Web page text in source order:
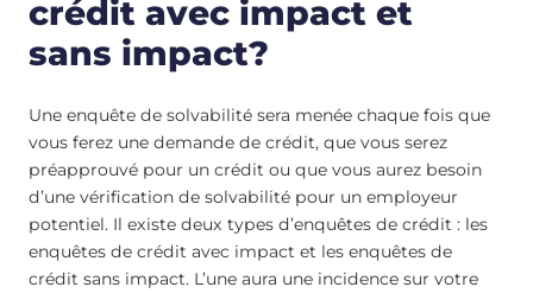
crédit avec impact et
sans impact?
Une enquête de solvabilité sera menée chaque fois que
vous ferez une demande de crédit, que vous serez
préapprouvé pour un crédit ou que vous aurez besoin
d’une vérification de solvabilité pour un employeur
potentiel. Il existe deux types d’enquêtes de crédit : les
enquêtes de crédit avec impact et les enquêtes de
crédit sans impact. L’une aura une incidence sur votre